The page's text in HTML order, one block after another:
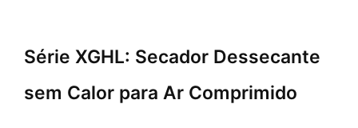
Série XGHL: Secador Dessecante
sem Calor para Ar Comprimido